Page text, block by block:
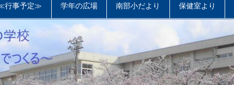
行事予定≫ 学年の広場 南部小だより 保健室より